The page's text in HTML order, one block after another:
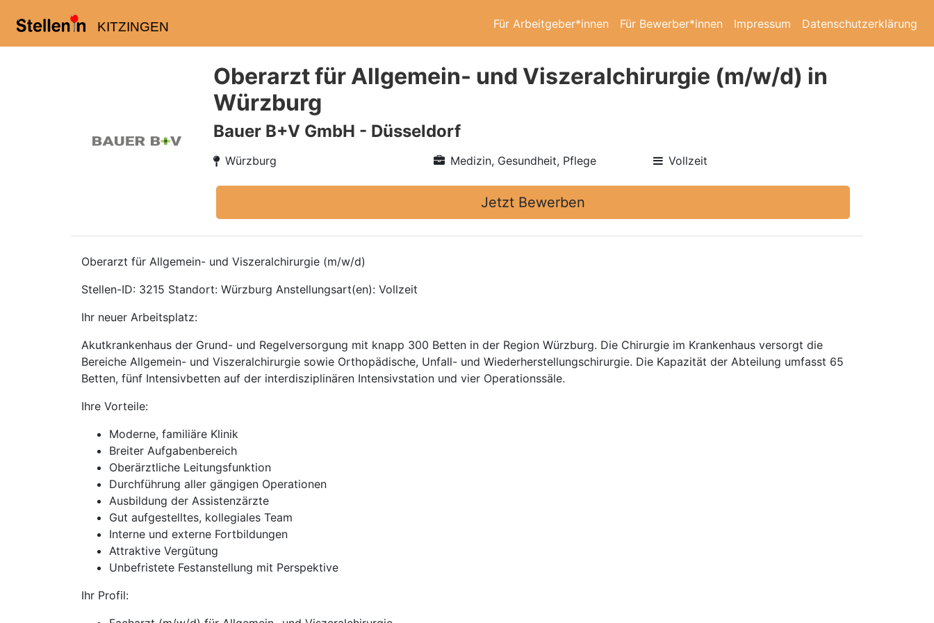
KITZINGEN Für Arbeitgeber*innen Für Bewerber*innen Impressum Datenschutzerklärung
Oberarzt für Allgemein- und Viszeralchirurgie (m/w/d) in
Würzburg
Bauer B+V GmbH - Düsseldorf
Würzburg Medizin, Gesundheit, Pflege Vollzeit
Jetzt Bewerben
Oberarzt für Allgemein- und Viszeralchirurgie (m/w/d)
Stellen-ID: 3215 Standort: Würzburg Anstellungsart(en): Vollzeit
Ihr neuer Arbeitsplatz:
Akutkrankenhaus der Grund- und Regelversorgung mit knapp 300 Betten in der Region Würzburg. Die Chirurgie im Krankenhaus versorgt die
Bereiche Allgemein- und Viszeralchirurgie sowie Orthopädische, Unfall- und Wiederherstellungschirurgie. Die Kapazität der Abteilung umfasst 65
Betten, fünf Intensivbetten auf der interdisziplinären Intensivstation und vier Operationssäle.
Ihre Vorteile:
Moderne, familiäre Klinik
Breiter Aufgabenbereich
Oberärztliche Leitungsfunktion
Durchführung aller gängigen Operationen
Ausbildung der Assistenzärzte
Gut aufgestelltes, kollegiales Team
Interne und externe Fortbildungen
Attraktive Vergütung
Unbefristete Festanstellung mit Perspektive
Ihr Profil: